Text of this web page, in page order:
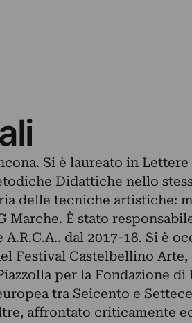
Si è laureato in
Didattiche nello
delle tecniche artistiche:
È stato
dal 2017-18. Si è
Festival Castelbellino
per la Fondazione
tra Seicento e
affrontato criticamente